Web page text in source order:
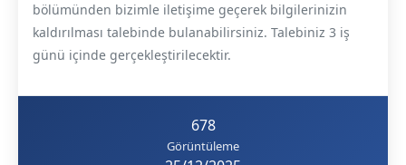
bölümünden bizimle iletişime geçerek bilgilerinizin
kaldırılması talebinde bulanabilirsiniz. Talebiniz 3 iş
günü içinde gerçekleştirilecektir.
678
Görüntüleme